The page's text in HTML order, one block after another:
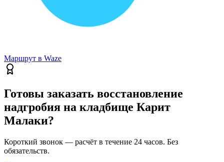
Маршрут в Waze
Готовы заказать восстановление
надгробия на кладбище Карит
Малаки?
Короткий звонок — расчёт в течение 24 часов. Без
обязательств.